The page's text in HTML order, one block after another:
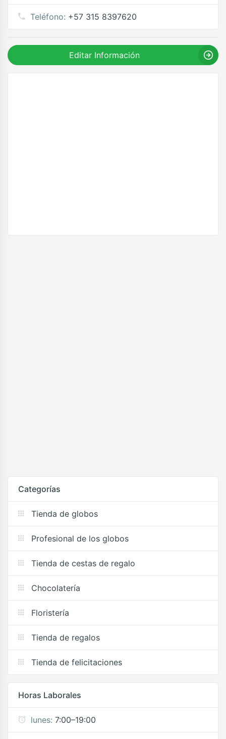
Teléfono: +57 315 8397620
Editar Información
Categorías
Tienda de globos
Profesional de los globos
Tienda de cestas de regalo
Chocolatería
Floristería
Tienda de regalos
Tienda de felicitaciones
Horas Laborales
lunes: 7:00–19:00